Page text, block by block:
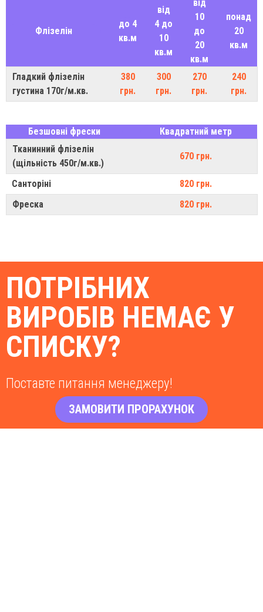
Флізелін
до 4
кв.м
від
4 до
10
кв.м
від
10
до
20
кв.м
понад
20
кв.м
Гладкий флізелін
густина 170г/м.кв.
380
грн.
300
грн.
270
грн.
240
грн.
Безшовні фрески
Квадратний метр
Тканинний флізелін
(щільність 450г/м.кв.)
670 грн.
Санторіні
820 грн.
Фреска
820 грн.
ПОТРІБНИХ
ВИРОБІВ НЕМАЄ У
СПИСКУ?
Поставте питання менеджеру!
ЗАМОВИТИ ПРОРАХУНОК